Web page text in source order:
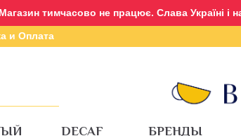
Магазин тимчасово не працює. Слава Україні і
и Оплата
DECAF БРЕНДЫ